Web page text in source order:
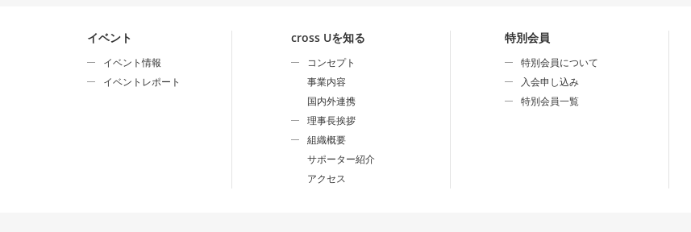
イベント
イベント情報
イベントレポート
cross Uを知る
コンセプト
事業内容
国内外連携
理事長挨拶
組織概要
サポーター紹介
アクセス
特別会員
特別会員について
⼊会申し込み
特別会員⼀覧